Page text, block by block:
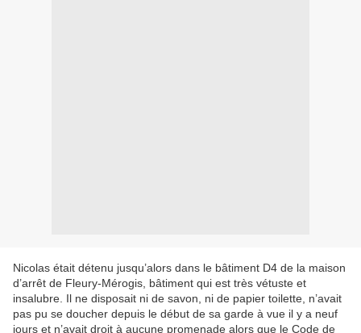
Nicolas était détenu jusqu’alors dans le bâtiment D4 de la maison
d’arrêt de Fleury-Mérogis, bâtiment qui est très vétuste et
insalubre. Il ne disposait ni de savon, ni de papier toilette, n’avait
pas pu se doucher depuis le début de sa garde à vue il y a neuf
jours et n’avait droit à aucune promenade alors que le Code de